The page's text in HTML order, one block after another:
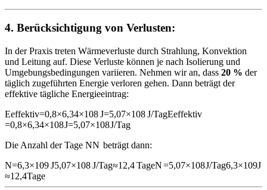
4. Berücksichtigung von Verlusten:
In der Praxis treten Wärmeverluste durch Strahlung, Konvektion
und Leitung auf. Diese Verluste können je nach Isolierung und
Umgebungsbedingungen variieren. Nehmen wir an, dass 20 % der
täglich zugeführten Energie verloren gehen. Dann beträgt der
effektive tägliche Energieeintrag:
Eeffektiv=0,8×6,34×108 J=5,07×108 J/TagEeffektiv
=0,8×6,34×108J=5,07×108J/Tag
Die Anzahl der Tage NN beträgt dann:
N=6,3×109 J5,07×108 J/Tag≈12,4 TageN=5,07×108J/Tag6,3×109J
≈12,4Tage